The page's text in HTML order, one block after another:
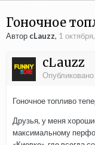
Гоночное
Автор cLauzz, 1
cLauzz
Опубликовано
Гоночное топливо
Друзья, у меня
максимальному